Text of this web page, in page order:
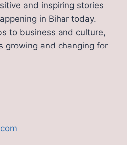
and inspiring stories
in Bihar today.
to business and culture,
growing and changing for